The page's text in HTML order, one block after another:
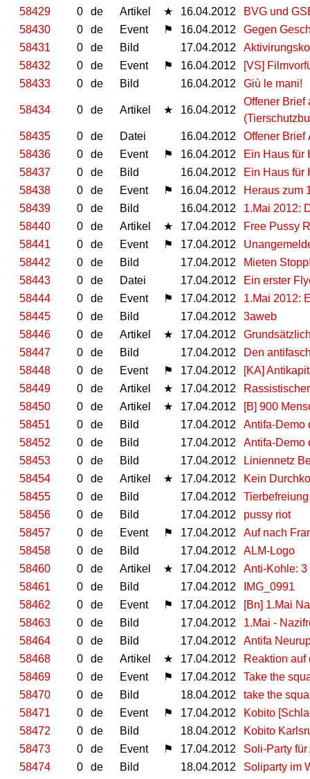
58429
0 de Artikel ★ 16.04.2012
BVG und
58430
0 de Event ⚑ 16.04.2012
Gegen
58431
0 de Bild 17.04.2012
58432
0 de Event ⚑ 16.04.2012
[VS]
58433
0 de Bild 16.04.2012 Giù le mani!
58434 0 de Artikel ★ 16.04.2012
Offener Brief
58435
0 de Datei 16.04.2012
Offener Brief
58436
0 de Event ⚑ 16.04.2012
Ein Haus für
58437
0 de Bild 16.04.2012
Ein Haus für
58438
0 de Event ⚑ 16.04.2012
Heraus zum
58439
0 de Bild 16.04.2012
1.Mai 2012:
58440
0 de Artikel ★ 17.04.2012
Free Pussy
58441
0 de Event ⚑ 17.04.2012
58442
0 de Bild 17.04.2012
Mieten
58443
0 de Datei 17.04.2012
Ein erster
58444
0 de Event ⚑ 17.04.2012
1.Mai 2012:
58445
0 de Bild 17.04.2012
3aweb
58446
0 de Artikel ★ 17.04.2012
58447
0 de Bild 17.04.2012
Den
58448
0 de Event ⚑ 17.04.2012
[KA]
58449
0 de Artikel ★ 17.04.2012
58450
0 de Artikel ★ 17.04.2012
[B] 900
58451
0 de Bild 17.04.2012
Antifa-Demo
58452
0 de Bild 17.04.2012
Antifa-Demo
58453
0 de Bild 17.04.2012
Liniennetz
58454
0 de Artikel ★ 17.04.2012
Kein
58455
0 de Bild 17.04.2012
58456
0 de Bild 17.04.2012
pussy riot
58457
0 de Event ⚑ 17.04.2012
Auf nach
58458
0 de Bild 17.04.2012
ALM-Logo
58460
0 de Artikel ★ 17.04.2012
Anti-Kohle: 3
58461
0 de Bild 17.04.2012
IMG_0991
58462
0 de Event ⚑ 17.04.2012
[Bn] 1.Mai
58463
0 de Bild 17.04.2012
1.Mai -
58464
0 de Bild 17.04.2012
Antifa
58468
0 de Artikel ★ 17.04.2012
Reaktion auf
58469
0 de Event ⚑ 17.04.2012
Take the
58470
0 de Bild 18.04.2012
take the
58471
0 de Event ⚑ 17.04.2012
Kobito
58472
0 de Bild 18.04.2012
Kobito
58473
0 de Event ⚑ 17.04.2012
Soli-Party
58474
0 de Bild 18.04.2012
Soliparty im